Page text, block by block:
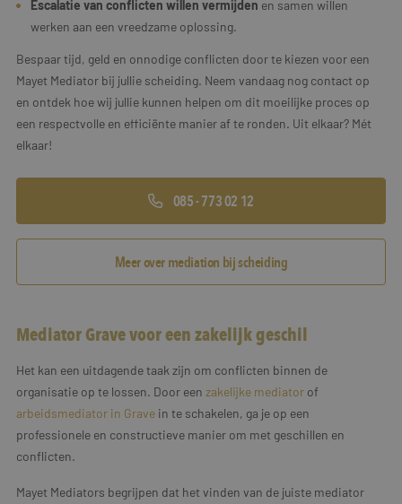
Escalatie van conflicten willen vermijden en samen willen
werken aan een vreedzame oplossing.
Bespaar tijd, geld en onnodige conflicten door te kiezen voor een
Mayet Mediator bij jullie scheiding. Neem vandaag nog contact op
en ontdek hoe wij jullie kunnen helpen om dit moeilijke proces op
een respectvolle en efficiënte manier af te ronden. Uit elkaar? Mét
elkaar!
085 - 773 02 12
Meer over mediation bij scheiding
Mediator Grave voor een zakelijk geschil
Het kan een uitdagende taak zijn om conflicten binnen de
organisatie op te lossen. Door een zakelijke mediator of
arbeidsmediator in Grave in te schakelen, ga je op een
professionele en constructieve manier om met geschillen en
conflicten.
Mayet Mediators begrijpen dat het vinden van de juiste mediator